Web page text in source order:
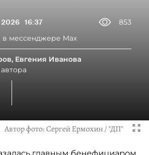
2026 16:37
853
в мессенджере Max
Евгения Иванова
Автор фото:Сергей Ермохин / "ДП"